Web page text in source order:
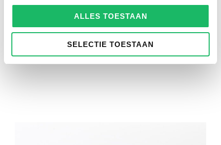
ALLES TOESTAAN
SELECTIE TOESTAAN